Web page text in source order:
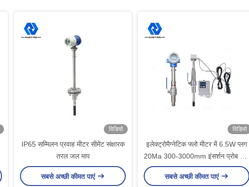
विडियो
IP65 सम्मिलन प्रवाह मीटर सीमेंट संक्षारक
तरल जल माप
सबसे अच्छी कीमत पाएं
विडियो
इलेक्ट्रोमैग्नेटिक फ्लो मीटर में 6.5W प्लग
20Ma 300-3000mm इंसर्शन प्रोब फ्लो
मीटर
सबसे अच्छी कीमत पाएं